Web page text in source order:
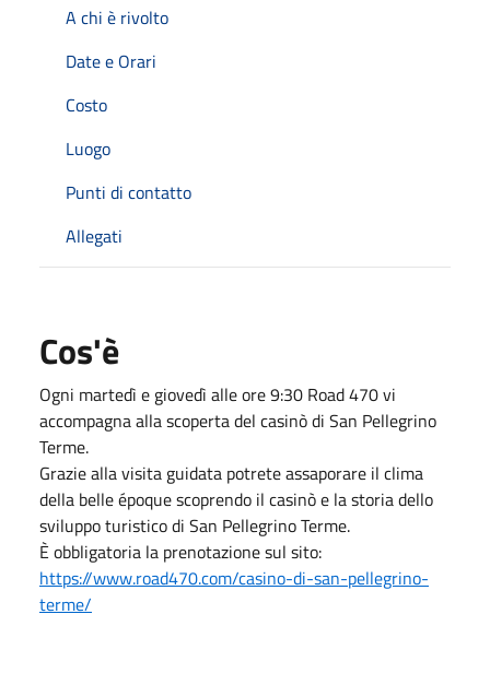
A chi è rivolto
Date e Orari
Costo
Luogo
Punti di contatto
Allegati
Cos'è
Ogni martedì e giovedì alle ore 9:30 Road 470 vi
accompagna alla scoperta del casinò di San Pellegrino
Terme.
Grazie alla visita guidata potrete assaporare il clima
della belle époque scoprendo il casinò e la storia dello
sviluppo turistico di San Pellegrino Terme.
È obbligatoria la prenotazione sul sito:
https://www.road470.com/casino-di-san-pellegrino-
terme/